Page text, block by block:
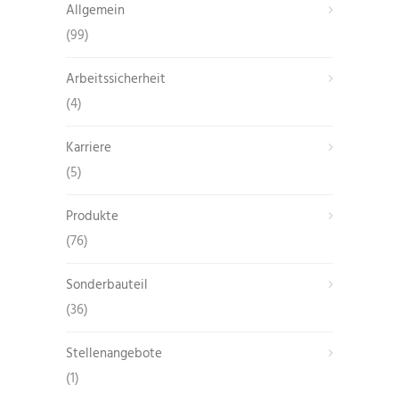
Allgemein
(99)
Arbeitssicherheit
(4)
Karriere
(5)
Produkte
(76)
Sonderbauteil
(36)
Stellenangebote
(1)